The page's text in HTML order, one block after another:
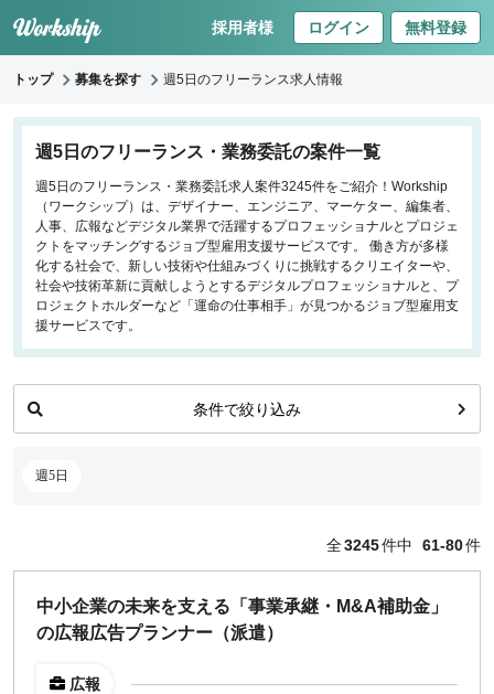
採用者様 ログイン 無料登録
トップ 募集を探す 週5日のフリーランス求人情報
週5日のフリーランス・業務委託の案件一覧
週5日のフリーランス・業務委託求人案件3245件をご紹介！Workship
（ワークシップ）は、デザイナー、エンジニア、マーケター、編集者、
人事、広報などデジタル業界で活躍するプロフェッショナルとプロジェ
クトをマッチングするジョブ型雇用支援サービスです。 働き方が多様
化する社会で、新しい技術や仕組みづくりに挑戦するクリエイターや、
社会や技術革新に貢献しようとするデジタルプロフェッショナルと、プ
ロジェクトホルダーなど「運命の仕事相手」が見つかるジョブ型雇用支
援サービスです。
条件で絞り込み
週5日
キーワードで探す
職種
フロントエンドエンジニア
バックエンドエンジニア
インフラエンジニア
iOS/Androidアプリエンジニア
データサイエンティスト
出社のみ
特徴
直接契約
全3245件中 61-80件
中小企業の未来を支える「事業承継・M&A補助金」
の広報広告プランナー（派遣）
広報